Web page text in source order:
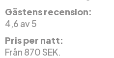
Gästens recension:
4,6 av 5
Pris per natt:
Från 870 SEK.